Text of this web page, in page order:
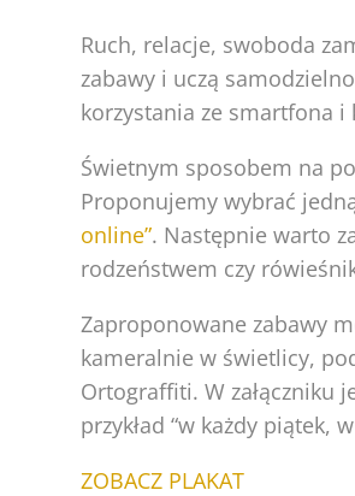
Ruch, relacje, swoboda
zabawy i uczą
korzystania ze smartfona i
Świetnym sposobem na
Proponujemy wybrać
online”. Następnie warto
rodzeństwem czy
Zaproponowane zabawy
kameralnie w świetlicy,
Ortograffiti. W załączniku
przykład “w każdy piątek,
ZOBACZ PLAKAT